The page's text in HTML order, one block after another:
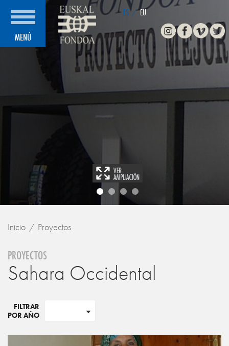
MENÚ
ES / EU
Inicio Proyectos
PROYECTOS
Sahara Occidental
FILTRAR
POR AÑO